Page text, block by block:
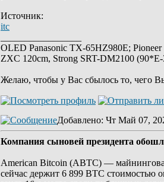
Источник:
itc
OLED Panasonic TX-65HZ980E;
ZXC 120cm, Strong SRT-DM2100
Желаю, чтобы у Вас сбылось то, чего
Добавлено: Чт Май 07,
Компания сыновей президента
American Bitcoin (ABTC) —
сейчас держит 6 899 BTC стоимостью